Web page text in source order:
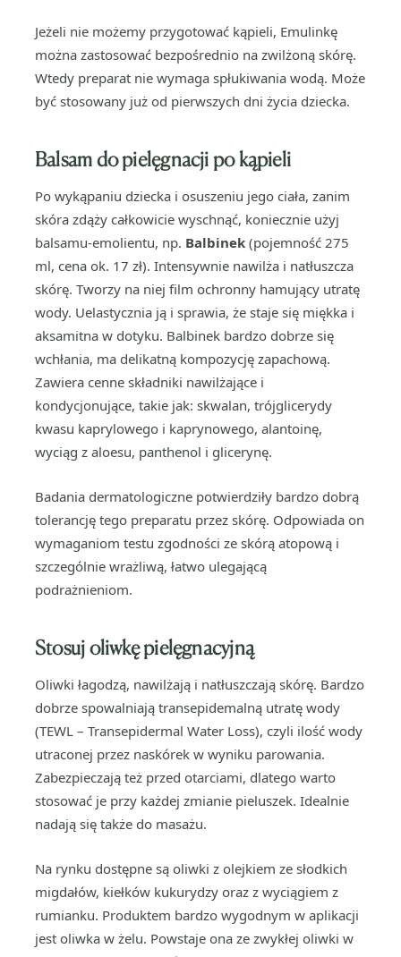
Jeżeli nie możemy przygotować kąpieli, Emulinkę
można zastosować bezpośrednio na zwilżoną skórę.
Wtedy preparat nie wymaga spłukiwania wodą. Może
być stosowany już od pierwszych dni życia dziecka.
Balsam do pielęgnacji po kąpieli
Po wykąpaniu dziecka i osuszeniu jego ciała, zanim
skóra zdąży całkowicie wyschnąć, koniecznie użyj
balsamu-emolientu, np. Balbinek (pojemność 275
ml, cena ok. 17 zł). Intensywnie nawilża i natłuszcza
skórę. Tworzy na niej film ochronny hamujący utratę
wody. Uelastycznia ją i sprawia, że staje się miękka i
aksamitna w dotyku. Balbinek bardzo dobrze się
wchłania, ma delikatną kompozycję zapachową.
Zawiera cenne składniki nawilżające i
kondycjonujące, takie jak: skwalan, trójglicerydy
kwasu kaprylowego i kaprynowego, alantoinę,
wyciąg z aloesu, panthenol i glicerynę.
Badania dermatologiczne potwierdziły bardzo dobrą
tolerancję tego preparatu przez skórę. Odpowiada on
wymaganiom testu zgodności ze skórą atopową i
szczególnie wrażliwą, łatwo ulegającą
podrażnieniom.
Stosuj oliwkę pielęgnacyjną
Oliwki łagodzą, nawilżają i natłuszczają skórę. Bardzo
dobrze spowalniają transepidemalną utratę wody
(TEWL – Transepidermal Water Loss), czyli ilość wody
utraconej przez naskórek w wyniku parowania.
Zabezpieczają też przed otarciami, dlatego warto
stosować je przy każdej zmianie pieluszek. Idealnie
nadają się także do masażu.
Na rynku dostępne są oliwki z olejkiem ze słodkich
migdałów, kiełków kukurydzy oraz z wyciągiem z
rumianku. Produktem bardzo wygodnym w aplikacji
jest oliwka w żelu. Powstaje ona ze zwykłej oliwki w